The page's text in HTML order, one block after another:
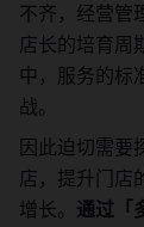
不齐，经营管
店长的培育周
中，服务的标
战。
因此迫切需要
店，提升门店
增长。 通过「